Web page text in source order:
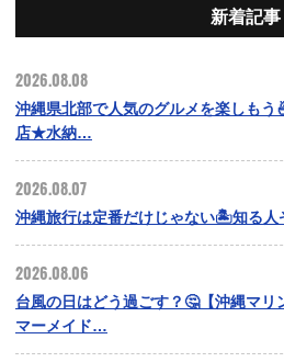
新着記事
2026.08.08
沖縄県北部で人気のグルメを楽しもう
店★水納…
2026.08.07
沖縄旅行は定番だけじゃない🏝️知る
2026.08.06
台風の日はどう過ごす？🤔【沖縄マ
マーメイド…